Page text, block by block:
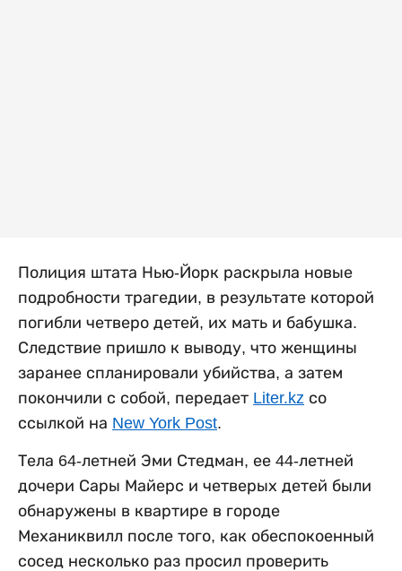
Полиция штата Нью-Йорк раскрыла новые
подробности трагедии, в результате которой
погибли четверо детей, их мать и бабушка.
Следствие пришло к выводу, что женщины
заранее спланировали убийства, а затем
покончили с собой, передает Liter.kz со
ссылкой на New York Post.
Тела 64-летней Эми Стедман, ее 44-летней
дочери Сары Майерс и четверых детей были
обнаружены в квартире в городе
Механиквилл после того, как обеспокоенный
сосед несколько раз просил проверить